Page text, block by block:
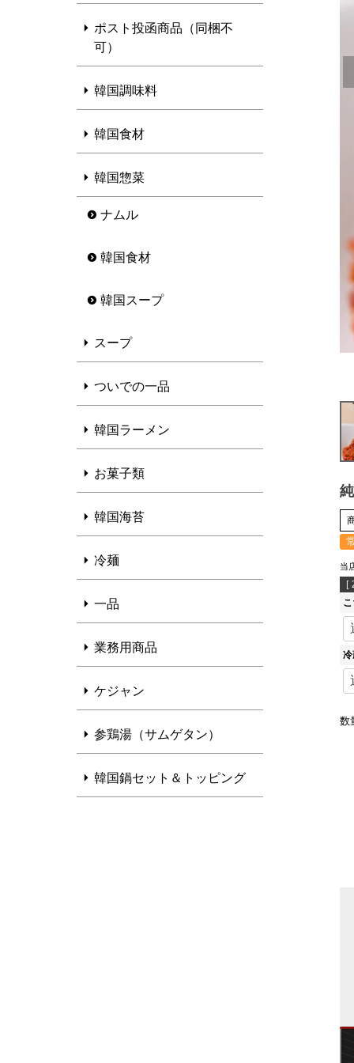
ポスト投函商品（同梱不
可）
韓国調味料
韓国食材
韓国惣菜
ナムル
韓国食材
韓国スープ
スープ
ついでの一品
韓国ラーメン
お菓子類
韓国海苔
冷麺
一品
業務用商品
ケジャン
参鶏湯（サムゲタン）
韓国鍋セット＆トッピング
当
[